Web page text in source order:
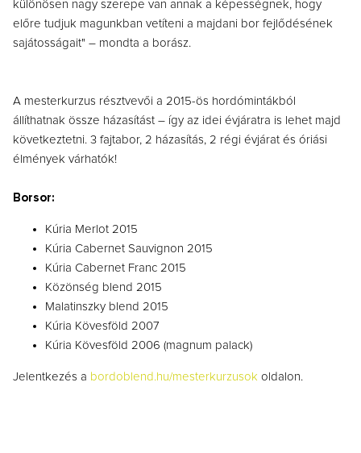
különösen nagy szerepe van annak a képességnek, hogy
előre tudjuk magunkban vetíteni a majdani bor fejlődésének
sajátosságait" – mondta a borász.
A mesterkurzus résztvevői a 2015-ös hordómintákból
állíthatnak össze házasítást – így az idei évjáratra is lehet majd
következtetni. 3 fajtabor, 2 házasítás, 2 régi évjárat és óriási
élmények várhatók!
Borsor:
Kúria Merlot 2015
Kúria Cabernet Sauvignon 2015
Kúria Cabernet Franc 2015
Közönség blend 2015
Malatinszky blend 2015
Kúria Kövesföld 2007
Kúria Kövesföld 2006 (magnum palack)
Jelentkezés a bordoblend.hu/mesterkurzusok oldalon.